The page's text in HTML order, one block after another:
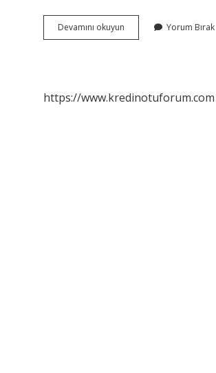
Devamını okuyun
Köpüğü
Yakışır
Yorum Bırak
https://www.kredinotuforum.com